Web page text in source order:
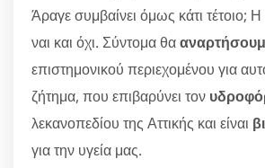
Άραγε συμβαίνει όμως κάτι τέτοιο;
ναι και όχι. Σύντομα θα
επιστημονικού περιεχομένου για
ζήτημα, που επιβαρύνει τον
λεκανοπεδίου της Αττικής και είναι
για την υγεία μας.